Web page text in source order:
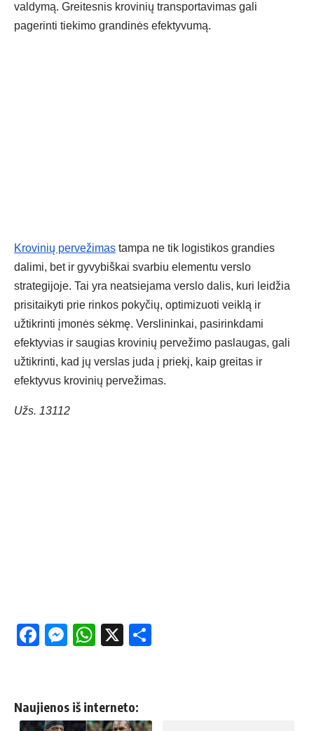
valdymą. Greitesnis krovinių transportavimas gali
pagerinti tiekimo grandinės efektyvumą.
Krovinių pervežimas tampa ne tik logistikos grandies
dalimi, bet ir gyvybiškai svarbiu elementu verslo
strategijoje. Tai yra neatsiejama verslo dalis, kuri leidžia
prisitaikyti prie rinkos pokyčių, optimizuoti veiklą ir
užtikrinti įmonės sėkmę. Verslininkai, pasirinkdami
efektyvias ir saugias krovinių pervežimo paslaugas, gali
užtikrinti, kad jų verslas juda į priekį, kaip greitas ir
efektyvus krovinių pervežimas.
Užs. 13112
Facebook
Messenger
WhatsApp
X
Naujienos iš interneto: